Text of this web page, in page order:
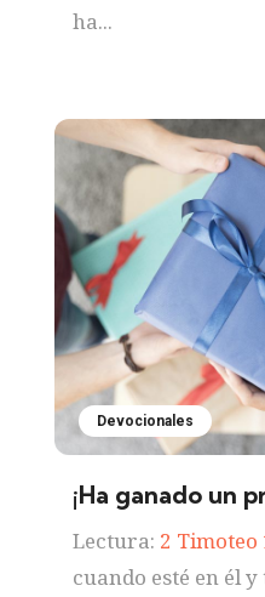
ha...
Devocionales
¡Ha ganado un
Lectura: 2 Timoteo
cuando esté en él